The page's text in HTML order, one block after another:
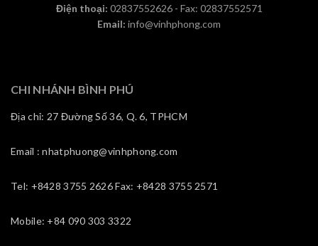
Điện thoại: 02837552626 - Fax: 02837552571
Email: info@vinhphong.com
CHI NHÁNH BÌNH PHÚ
Địa chỉ: 27 Đường Số 36, Q. 6, TPHCM
Email : nhatphuong@vinhphong.com
Tel: +8428 3755 2626 Fax: +8428 3755 2571
Mobile: +84 090 303 3322